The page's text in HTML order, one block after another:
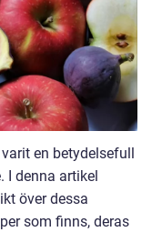
en betydelsefull
I denna artikel
över dessa
som finns, deras